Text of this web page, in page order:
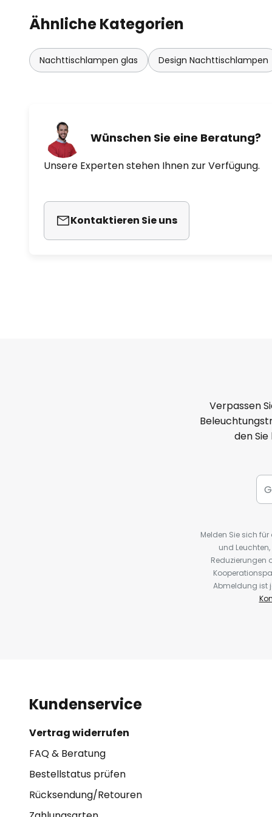
Ähnliche Kategorien
Nachttischlampen glas Design Nachttischlampen
Wünschen Sie eine Beratung?
Unsere Experten stehen Ihnen zur Verfügung.
Kontaktieren Sie uns
Verpassen
den
Melden Sie sich
und
Reduzierungen
Abmeldung ist
Kundenservice
Vertrag widerrufen
FAQ & Beratung
Bestellstatus prüfen
Rücksendung/Retouren